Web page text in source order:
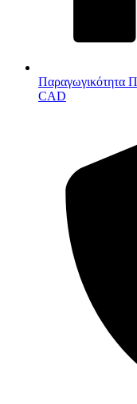
Παραγωγικότητα
CAD